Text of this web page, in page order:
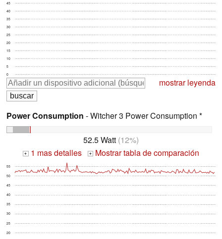
0
5
10
15
20
25
30
35
40
45
mostrar leyenda
Power Consumption - Witcher 3 Power Consumption *
52.5 Watt (12%)
+ 1 mas detalles + Mostrar tabla de comparación
20
25
30
35
40
45
50
55